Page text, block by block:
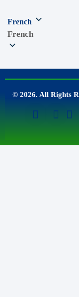
French
French
© 2026. All Rights